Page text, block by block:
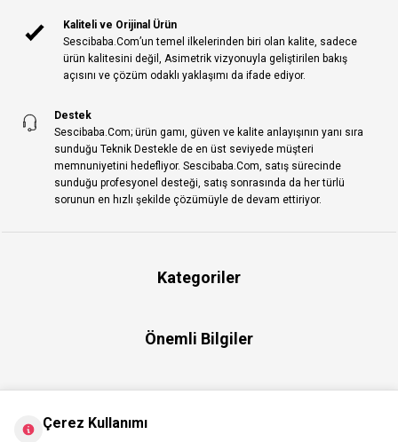
Kaliteli ve Orijinal Ürün
Sescibaba.Com’un temel ilkelerinden biri olan kalite, sadece
ürün kalitesini değil, Asimetrik vizyonuyla geliştirilen bakış
açısını ve çözüm odaklı yaklaşımı da ifade ediyor.
Destek
Sescibaba.Com; ürün gamı, güven ve kalite anlayışının yanı sıra
sunduğu Teknik Destekle de en üst seviyede müşteri
memnuniyetini hedefliyor. Sescibaba.Com, satış sürecinde
sunduğu profesyonel desteği, satış sonrasında da her türlü
sorunun en hızlı şekilde çözümüyle de devam ettiriyor.
Kategoriler
Önemli Bilgiler
Çerez Kullanımı